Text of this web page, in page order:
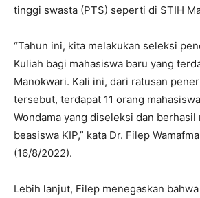
tinggi swasta (PTS) seperti di STIH
“Tahun ini, kita melakukan seleksi
Kuliah bagi mahasiswa baru yang
Manokwari. Kali ini, dari ratusan
tersebut, terdapat 11 orang
Wondama yang diseleksi dan berhasil
beasiswa KIP,” kata Dr. Filep
(16/8/2022).
Lebih lanjut, Filep menegaskan